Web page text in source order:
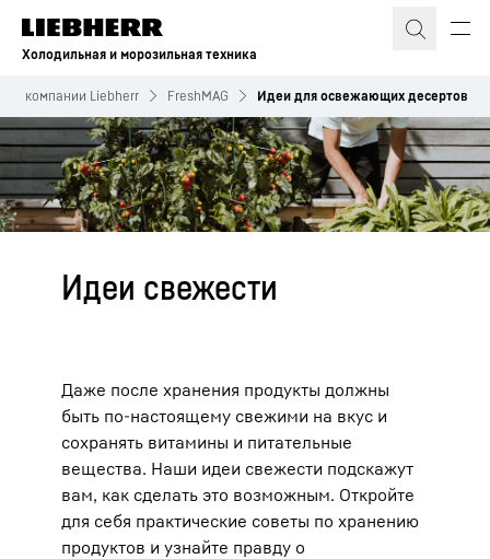
Холодильная и морозильная техника
О компании Liebherr FreshMAG Идеи для освежающих десертов
Идеи свежести
Даже после хранения продукты должны
быть по-настоящему свежими на вкус и
сохранять витамины и питательные
вещества. Наши идеи свежести подскажут
вам, как сделать это возможным. Откройте
для себя практические советы по хранению
продуктов и узнайте правду о